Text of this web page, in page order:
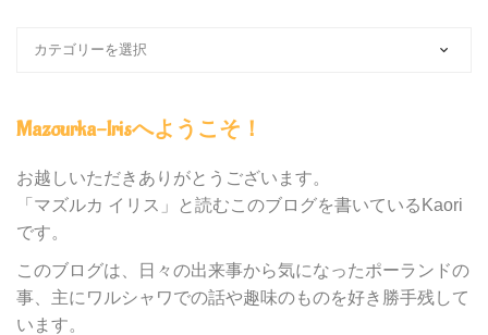
の
テ
ゴ
ー
別
検
索
Mazourka-Irisへようこそ！
お越しいただきありがとうございます。
「マズルカ イリス」と読むこのブログを書いているKaori
です。
このブログは、日々の出来事から気になったポーランドの
事、主にワルシャワでの話や趣味のものを好き勝手残して
います。